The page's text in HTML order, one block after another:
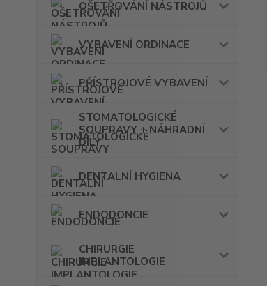
OŠETŘOVÁNÍ NÁSTROJŮ
VYBAVENÍ ORDINACE
PŘÍSTROJOVÉ VYBAVENÍ
STOMATOLOGICKÉ
SOUPRAVY + NÁHRADNÍ
DÍLY
DENTALNÍ HYGIENA
ENDODONCIE
CHIRURGIE
IMPLANTOLOGIE